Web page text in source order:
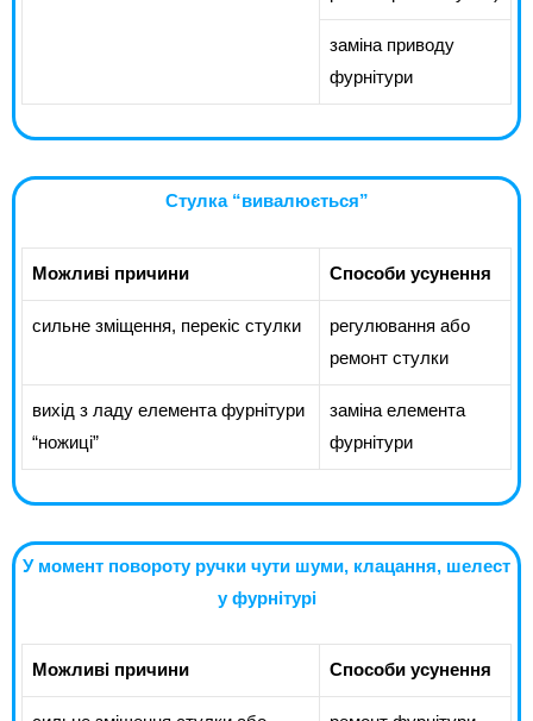
заміна приводу
фурнітури
Стулка “вивалюється”
Можливі причини Способи усунення
сильне зміщення, перекіс стулки
регулювання або
ремонт стулки
вихід з ладу елемента фурнітури
“ножиці”
заміна елемента
фурнітури
У момент повороту ручки чути шуми, клацання, шелест
у фурнітурі
Можливі причини Способи усунення